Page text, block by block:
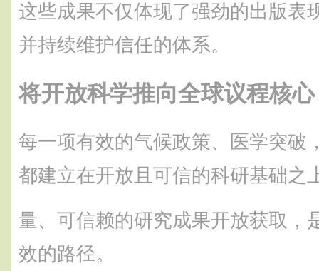
这些成果不仅体现了强劲的出版表
并持续维护信任的体系。
将开放科学推向全球议程核心
每一项有效的气候政策、医学突破
都建立在开放且可信的科研基础之
量、可信赖的研究成果开放获取，
效的路径。